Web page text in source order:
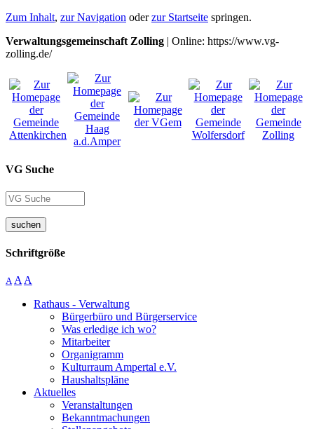
Zum Inhalt, zur Navigation oderzur Startseite springen.
Verwaltungsgemeinschaft Zolling | Online: https://www.vg-
zolling.de/
VG Suche
suchen
Schriftgröße
A A A
Rathaus - Verwaltung
Bürgerbüro und Bürgerservice
Was erledige ich wo?
Mitarbeiter
Organigramm
Kulturraum Ampertal e.V.
Haushaltspläne
Aktuelles
Veranstaltungen
Bekanntmachungen